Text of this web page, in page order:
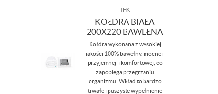
THK
KOŁDRA BIAŁA
200X220 BAWEŁNA
Kołdra wykonana z wysokiej
jakości 100% bawełny, mocnej,
przyjemnej i komfortowej, co
zapobiega przegrzaniu
organizmu. Wkład to bardzo
trwałe i puszyste wypełnienie